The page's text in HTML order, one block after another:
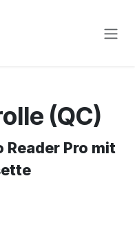
(QC)
Pro mit